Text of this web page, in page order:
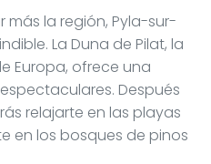
más la región, Pyla-sur-
La Duna de Pilat, la
Europa, ofrece una
Después
relajarte en las playas
en los bosques de pinos